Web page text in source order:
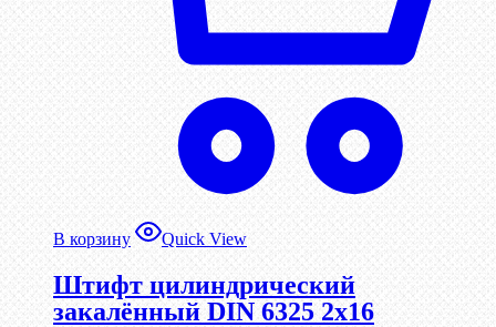
В корзину Quick View
Штифт цилиндрический
закалённый DIN 6325 2х16